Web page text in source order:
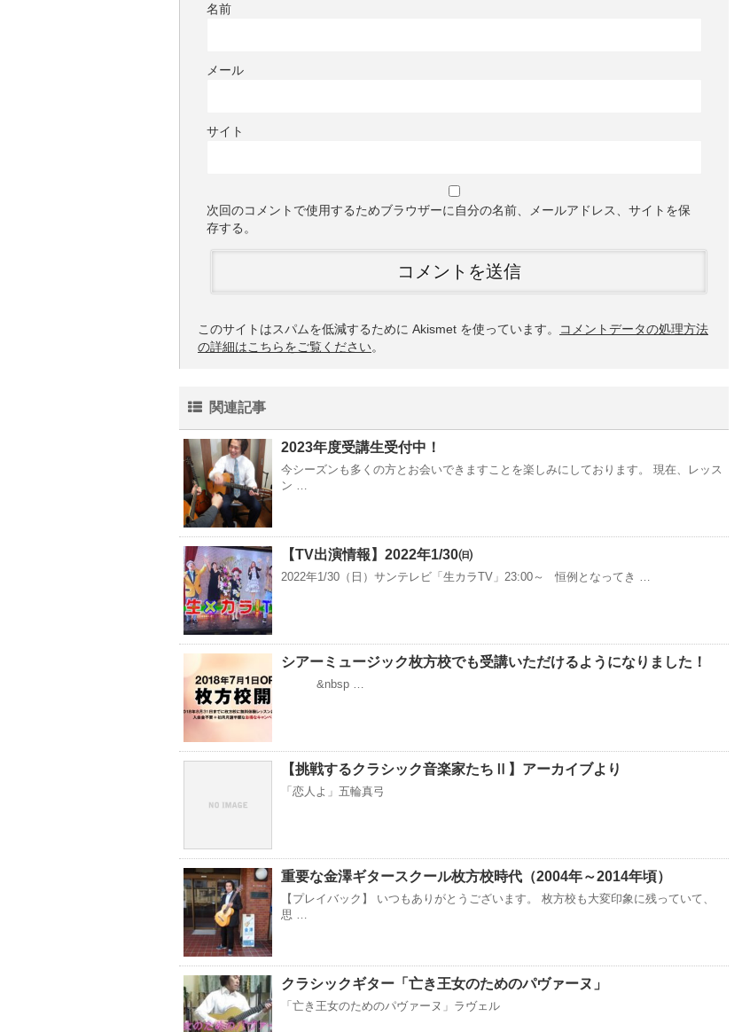
名前
メール
サイト
次回のコメントで使用するためブラウザーに自分の名前、メールアドレス、サイトを保
存する。
このサイトはスパムを低減するために Akismet を使っています。
コメントデータの処理方法
の詳細はこちらをご覧ください。
関連記事
2023年度受講生受付中！
今シーズンも多くの方とお会いできますことを楽しみにしております。 現在、レッス
ン …
【TV出演情報】2022年1/30㈰
2022年1/30（日）サンテレビ「生カラTV」23:00～ 恒例となってき …
シアーミュージック枚方校でも受講いただけるようになりました！
&nbsp …
【挑戦するクラシック音楽家たちⅡ】アーカイブより
「恋人よ」五輪真弓
重要な金澤ギタースクール枚方校時代（2004年～2014年頃）
【プレイバック】 いつもありがとうございます。 枚方校も大変印象に残っていて、
思 …
クラシックギター「亡き王女のためのパヴァーヌ」
「亡き王女のためのパヴァーヌ」ラヴェル